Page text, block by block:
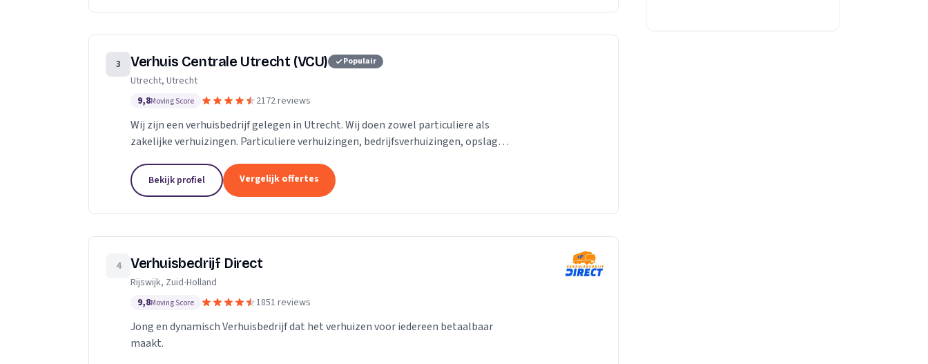
3 Verhuis Centrale Utrecht (VCU) Populair
Utrecht, Utrecht
9,8Moving Score 2172 reviews
Wij zijn een verhuisbedrijf gelegen in Utrecht. Wij doen zowel particuliere als
zakelijke verhuizingen. Particuliere verhuizingen, bedrijfsverhuizingen, opslag
Bekijk profiel Vergelijk offertes
4 Verhuisbedrijf Direct
Rijswijk, Zuid-Holland
9,8Moving Score 1851 reviews
Jong en dynamisch Verhuisbedrijf dat het verhuizen voor iedereen betaalbaar
maakt.